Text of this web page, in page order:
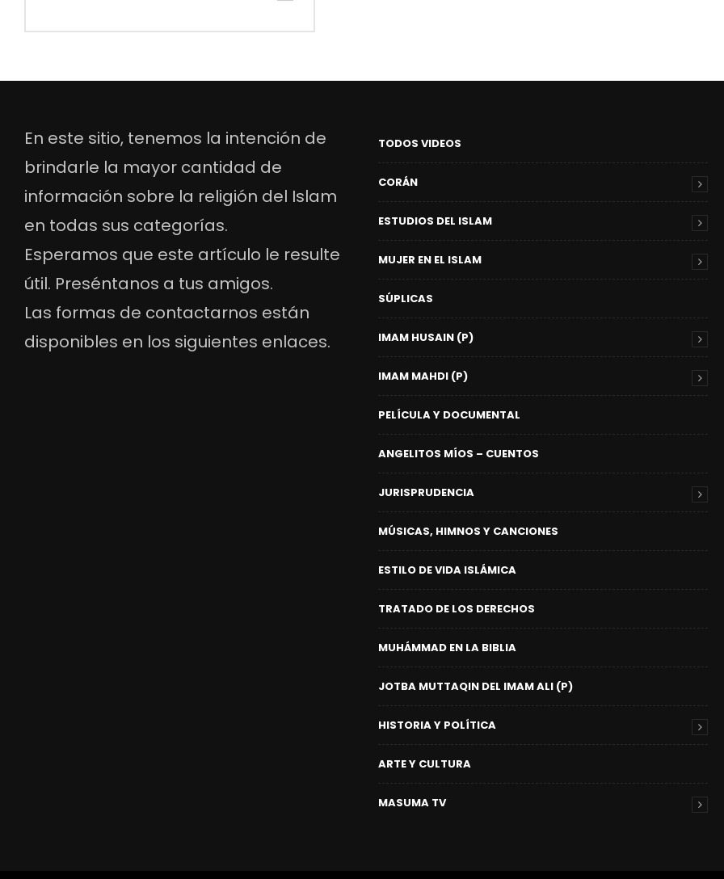
En este sitio, tenemos la intención de
brindarle la mayor cantidad de
información sobre la religión del Islam
en todas sus categorías.
Esperamos que este artículo le resulte
útil. Preséntanos a tus amigos.
Las formas de contactarnos están
disponibles en los siguientes enlaces.
TODOS VIDEOS
CORÁN
ESTUDIOS DEL ISLAM
MUJER EN EL ISLAM
SÚPLICAS
IMAM HUSAIN (P)
IMAM MAHDI (P)
PELÍCULA Y DOCUMENTAL
ANGELITOS MÍOS – CUENTOS
JURISPRUDENCIA
MÚSICAS, HIMNOS Y CANCIONES
ESTILO DE VIDA ISLÁMICA
TRATADO DE LOS DERECHOS
MUHÁMMAD EN LA BIBLIA
JOTBA MUTTAQIN DEL IMAM ALI (P)
HISTORIA Y POLÍTICA
ARTE Y CULTURA
MASUMA TV